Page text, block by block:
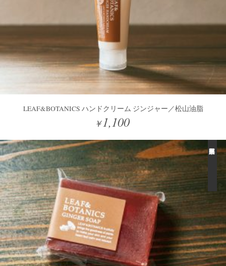
LEAF&BOTANICS ハンドクリーム ジンジャー／松山油脂
￥1,100